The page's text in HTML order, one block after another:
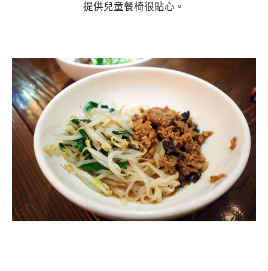
提供兒童餐椅很貼心。